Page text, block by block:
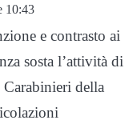
10:43
e contrasto ai
sosta l’attività di
della